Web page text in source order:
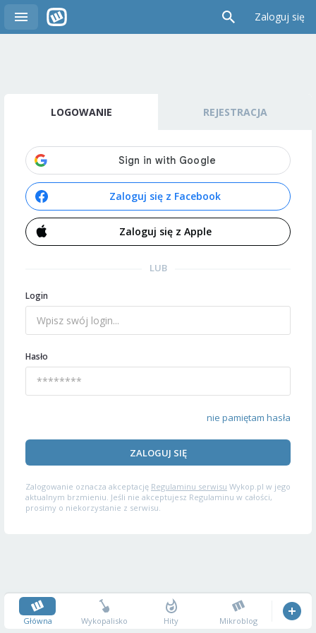
Zaloguj się
LOGOWANIE REJESTRACJA
Zaloguj się z Facebook
Zaloguj się z Apple
LUB
Login
Hasło
nie pamiętam hasła
ZALOGUJ SIĘ
Zalogowanie oznacza akceptację Regulaminu serwisu Wykop.pl w jego
aktualnym brzmieniu. Jeśli nie akceptujesz Regulaminu w całości,
prosimy o niekorzystanie z serwisu.
Główna Wykopalisko Hity Mikroblog